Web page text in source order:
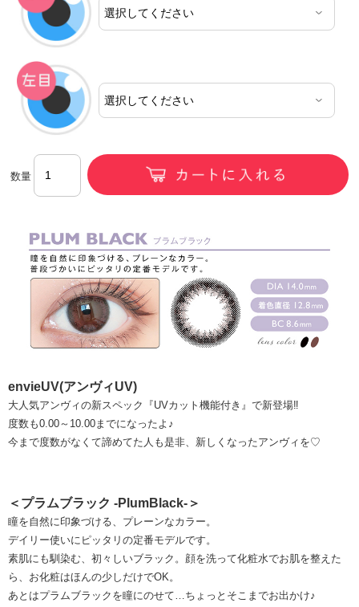
数量
envieUV(アンヴィUV)
大人気アンヴィの新スペック『UVカット機能付き』で新登場‼
度数も0.00～10.00までになったよ♪
今まで度数がなくて諦めてた人も是非、新しくなったアンヴィを♡
＜プラムブラック -PlumBlack-＞
瞳を自然に印象づける、プレーンなカラー。
デイリー使いにピッタリの定番モデルです。
素肌にも馴染む、初々しいブラック。顔を洗って化粧水でお肌を整えた
ら、お化粧はほんの少しだけでOK。
あとはプラムブラックを瞳にのせて…ちょっとそこまでお出かけ♪